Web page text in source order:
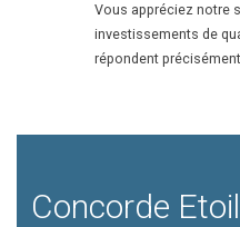
Vous appréciez notre
investissements de
répondent
Concorde